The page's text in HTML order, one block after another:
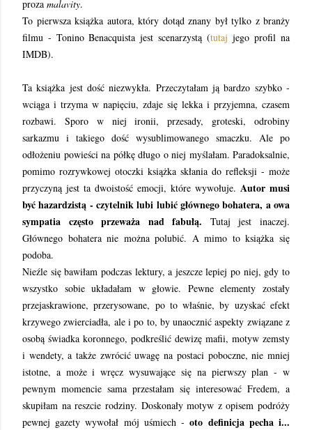
proza malavity.
To pierwsza książka autora, który dotąd znany był tylko z branży
filmu - Tonino Benacquista jest scenarzystą (tutaj jego profil na
IMDB).
Ta książka jest dość niezwykła. Przeczytałam ją bardzo szybko -
wciąga i trzyma w napięciu, zdaje się lekka i przyjemna, czasem
rozbawi. Sporo w niej ironii, przesady, groteski, odrobiny
sarkazmu i takiego dość wysublimowanego smaczku. Ale po
odłożeniu powieści na półkę długo o niej myślałam. Paradoksalnie,
pomimo rozrywkowej otoczki książka skłania do refleksji - może
przyczyną jest ta dwoistość emocji, które wywołuje. Autor musi
być hazardzistą - czytelnik lubi lubić głównego bohatera, a owa
sympatia często przeważa nad fabułą. Tutaj jest inaczej.
Głównego bohatera nie można polubić. A mimo to książka się
podoba.
Nieźle się bawiłam podczas lektury, a jeszcze lepiej po niej, gdy to
wszystko sobie układałam w głowie. Pewne elementy zostały
przejaskrawione, przerysowane, po to właśnie, by uzyskać efekt
krzywego zwierciadła, ale i po to, by unaocznić aspekty związane z
osobą świadka koronnego, podkreślić dewizę mafii, motyw zemsty
i wendety, a także zwrócić uwagę na postaci poboczne, nie mniej
istotne, a może i wręcz wysuwające się na pierwszy plan - w
pewnym momencie sama przestałam się interesować Fredem, a
skupiłam na reszcie rodziny. Doskonały motyw z opisem podróży
pewnej gazety wywołał mój uśmiech -oto definicja pecha i...